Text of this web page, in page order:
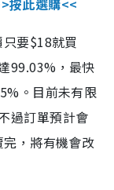
按此選購<<
要$18就買
99.03%，最快
。目前未有限
過訂單預計會
，將有機會改